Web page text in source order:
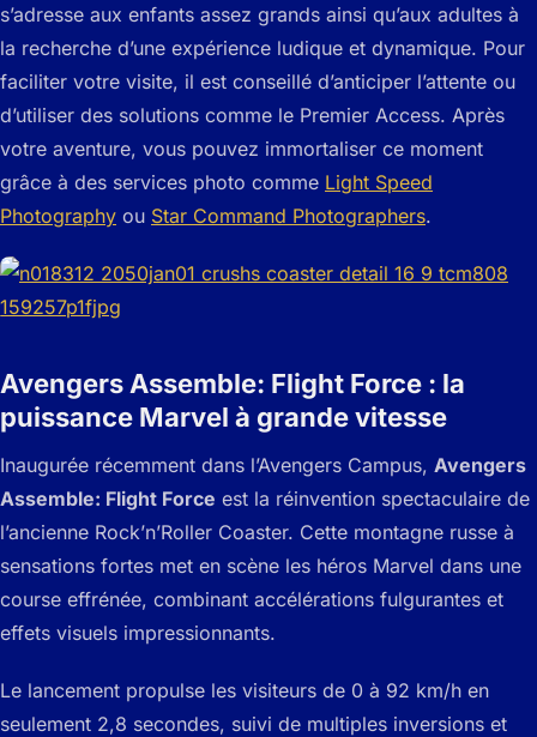
s’adresse aux enfants assez grands ainsi qu’aux adultes à
la recherche d’une expérience ludique et dynamique. Pour
faciliter votre visite, il est conseillé d’anticiper l’attente ou
d’utiliser des solutions comme le Premier Access. Après
votre aventure, vous pouvez immortaliser ce moment
grâce à des services photo comme Light Speed
Photography ou Star Command Photographers.
Avengers Assemble: Flight Force : la
puissance Marvel à grande vitesse
Inaugurée récemment dans l’Avengers Campus, Avengers
Assemble: Flight Force est la réinvention spectaculaire de
l’ancienne Rock’n’Roller Coaster. Cette montagne russe à
sensations fortes met en scène les héros Marvel dans une
course effrénée, combinant accélérations fulgurantes et
effets visuels impressionnants.
Le lancement propulse les visiteurs de 0 à 92 km/h en
seulement 2,8 secondes, suivi de multiples inversions et